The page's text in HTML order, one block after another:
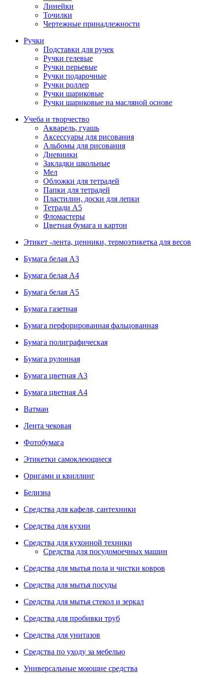
Линейки
Точилки
Чертежные принадлежности
Ручки
Подставки для ручек
Ручки гелевые
Ручки перьевые
Ручки подарочные
Ручки роллер
Ручки шариковые
Ручки шариковые на масляной основе
Учеба и творчество
Акварель, гуашь
Аксессуары для рисования
Альбомы для рисования
Дневники
Закладки школьные
Мел
Обложки для тетрадей
Папки для тетрадей
Пластилин, доски для лепки
Тетради А5
Фломастеры
Цветная бумага и картон
Этикет -лента, ценники, термоэтикетка для весов
Бумага белая А3
Бумага белая А4
Бумага белая А5
Бумага газетная
Бумага перфорированная фальцованная
Бумага полиграфическая
Бумага рулонная
Бумага цветная А3
Бумага цветная А4
Ватман
Лента чековая
Фотобумага
Этикетки самоклеющиеся
Оригами и квиллинг
Белизна
Средства для кафеля, сантехники
Средства для кухни
Средства для кухонной техники
Средства для посудомоечных машин
Средства для мытья пола и чистки ковров
Средства для мытья посуды
Средства для мытья стекол и зеркал
Средства для пробивки труб
Средства для унитазов
Средства по уходу за мебелью
Универсальные моющие средства